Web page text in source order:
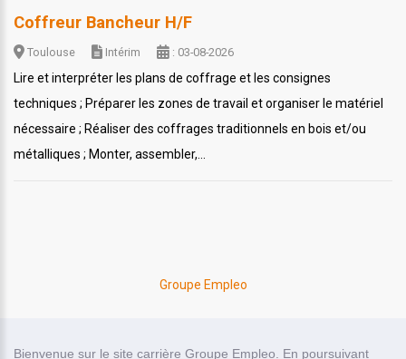
Bienvenue sur le site carrière Groupe Empleo. En poursuivant
Coffreur Bancheur H/F
Toulouse Intérim : 03-08-2026
Lire et interpréter les plans de coffrage et les consignes
techniques ; Préparer les zones de travail et organiser le matériel
nécessaire ; Réaliser des coffrages traditionnels en bois et/ou
métalliques ; Monter, assembler,...
Groupe Empleo